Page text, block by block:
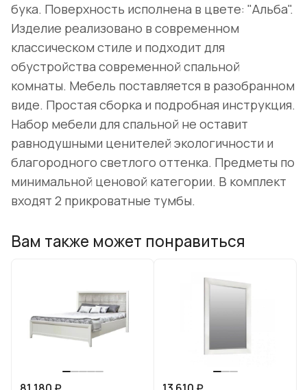
бука. Поверхность исполнена в цвете: "Альба".
Изделие реализовано в современном
классическом стиле и подходит для
обустройства современной спальной
комнаты. Мебель поставляется в разобранном
виде. Простая сборка и подробная инструкция.
Набор мебели для спальной не оставит
равнодушными ценителей экологичности и
благородного светлого оттенка. Предметы по
минимальной ценовой категории. В комплект
входят 2 прикроватные тумбы.
Вам также может понравиться